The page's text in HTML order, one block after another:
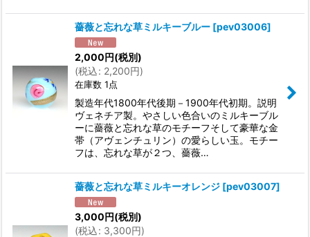
薔薇と忘れな草ミルキーブルー [pev03006]
2,000円(税別)
(税込: 2,200円)
在庫数 1点
製造年代1800年代後期－1900年代初期。説明
ヴェネチア製。やさしい色合いのミルキーブル
ーに薔薇と忘れな草のモチーフそして豪華な金
帯（アヴェンチュリン）の愛らしい玉。モチー
フは、忘れな草が２つ、薔薇…
薔薇と忘れな草ミルキーオレンジ [pev03007]
3,000円(税別)
(税込: 3,300円)